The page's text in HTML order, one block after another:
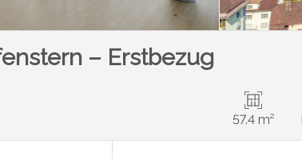
– Erstbezug
57.4 m²